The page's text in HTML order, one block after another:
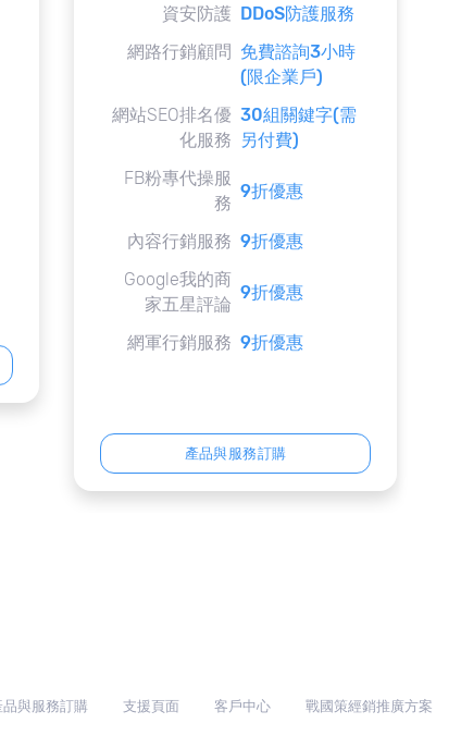
資安防護 DDoS防護服務
網路行銷顧問 免費諮詢3小時
(限企業戶)
網站SEO排名優
化服務
30組關鍵字(需
另付費)
FB粉專代操服
務
9折優惠
內容行銷服務 9折優惠
Google我的商
家五星評論
9折優惠
網軍行銷服務 9折優惠
產品與服務訂購
品與服務訂購 支援頁面 客戶中心 戰國策經銷推廣方案